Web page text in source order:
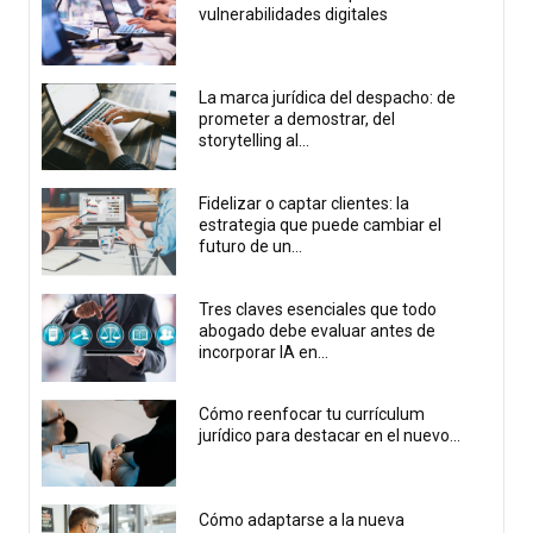
vulnerabilidades digitales
La marca jurídica del despacho: de
prometer a demostrar, del
storytelling al...
Fidelizar o captar clientes: la
estrategia que puede cambiar el
futuro de un...
Tres claves esenciales que todo
abogado debe evaluar antes de
incorporar IA en...
Cómo reenfocar tu currículum
jurídico para destacar en el nuevo...
Cómo adaptarse a la nueva